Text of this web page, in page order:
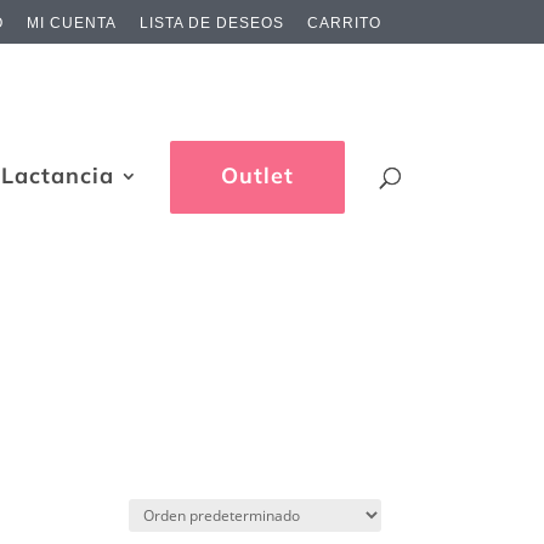
MI CUENTA LISTA DE DESEOS CARRITO
Outlet